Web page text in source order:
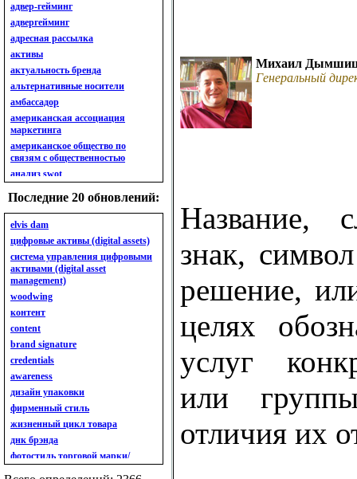
адвер-гейминг
адвергейминг
адресная рассылка
активы
актуальность бренда
альтернативные носители
амбассадор
американская ассоциация
маркетинга
американское общество по
связям с общественностью
анализ swot
анализ бизнес-портфеля
анализ имиджа
анализ кластерный
анализ конкурентов
анализ кросс-культурных
особенностей
анализ мак кинси «7s»
анализ макросистемы
анализ маркетинговый
анализ рынка
анализ ситуационный
анализ экспертный
индивидуальный
анкета
ассортимент
ассортимент товарный.
планирование товарного
ассортимента
ассортимент. глубина
Последние 20 обновлений:
elvis dam
цифровые активы (digital assets)
система управления цифровыми
активами (digital asset
management)
woodwing
контент
content
brand signature
credentials
awareness
дизайн упаковки
фирменный стиль
жизненный цикл товара
днк брэнда
фотостиль торговой марки/
линейки продукции
Михаил
Генеральный
Название,
знак,
решение,
целях
услуг
или
отличия их